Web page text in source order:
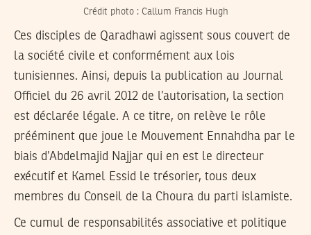
Crédit photo : Callum Francis Hugh
Ces disciples de Qaradhawi agissent sous couvert de
la société civile et conformément aux lois
tunisiennes. Ainsi, depuis la publication au Journal
Officiel du 26 avril 2012 de l’autorisation, la section
est déclarée légale. A ce titre, on relève le rôle
prééminent que joue le Mouvement Ennahdha par le
biais d’Abdelmajid Najjar qui en est le directeur
exécutif et Kamel Essid le trésorier, tous deux
membres du Conseil de la Choura du parti islamiste.
Ce cumul de responsabilités associative et politique